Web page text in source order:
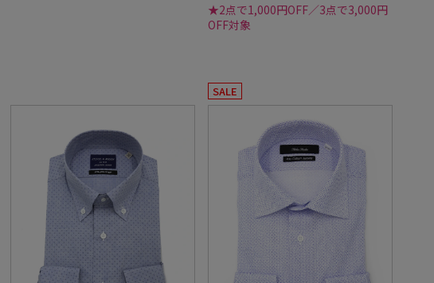
★2点で1,000円OFF／3点で3,000円
OFF対象
SALE